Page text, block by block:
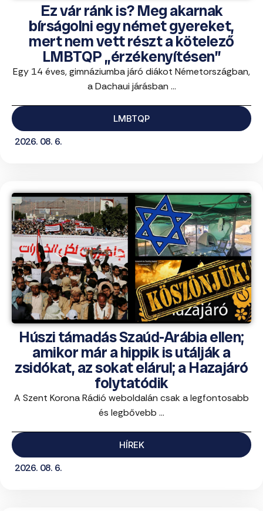
Ez vár ránk is? Meg akarnak
bírságolni egy német gyereket,
mert nem vett részt a kötelező
LMBTQP „érzékenyítésen”
Egy 14 éves, gimnáziumba járó diákot Németországban,
a Dachaui járásban ...
LMBTQP
2026. 08. 6.
Húszi támadás Szaúd-Arábia ellen;
amikor már a hippik is utálják a
zsidókat, az sokat elárul; a Hazajáró
folytatódik
A Szent Korona Rádió weboldalán csak a legfontosabb
és legbővebb ...
HÍREK
2026. 08. 6.